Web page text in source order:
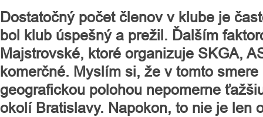
Dostatočný počet členov v klube je
bol klub úspešný a prežil. Ďalším
Majstrovské, ktoré organizuje SKGA,
komerčné. Myslím si, že v tomto
geografickou polohou nepomerne
okolí Bratislavy. Napokon, to nie je len